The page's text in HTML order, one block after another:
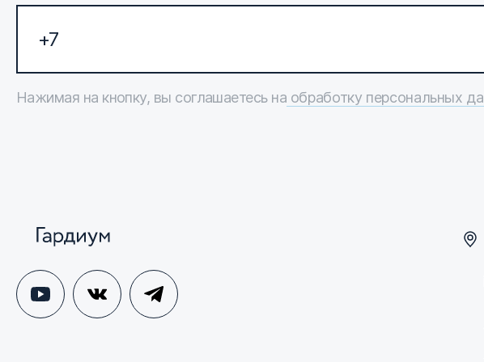
Нажимая на кнопку, вы соглашаетесь на обработку персональных